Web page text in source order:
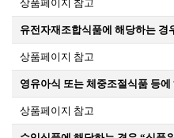
상품페이지 참고
유전자재조합식품에 해당하는 경
상품페이지 참고
영유아식 또는 체중조절식품 등
상품페이지 참고